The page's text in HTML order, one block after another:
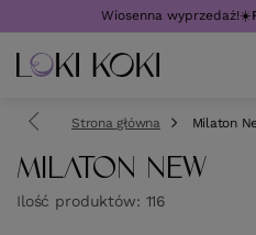
Wiosenna wyprzedaż!☀️
Strona główna Milaton
MILATON NEW
Ilość produktów: 116